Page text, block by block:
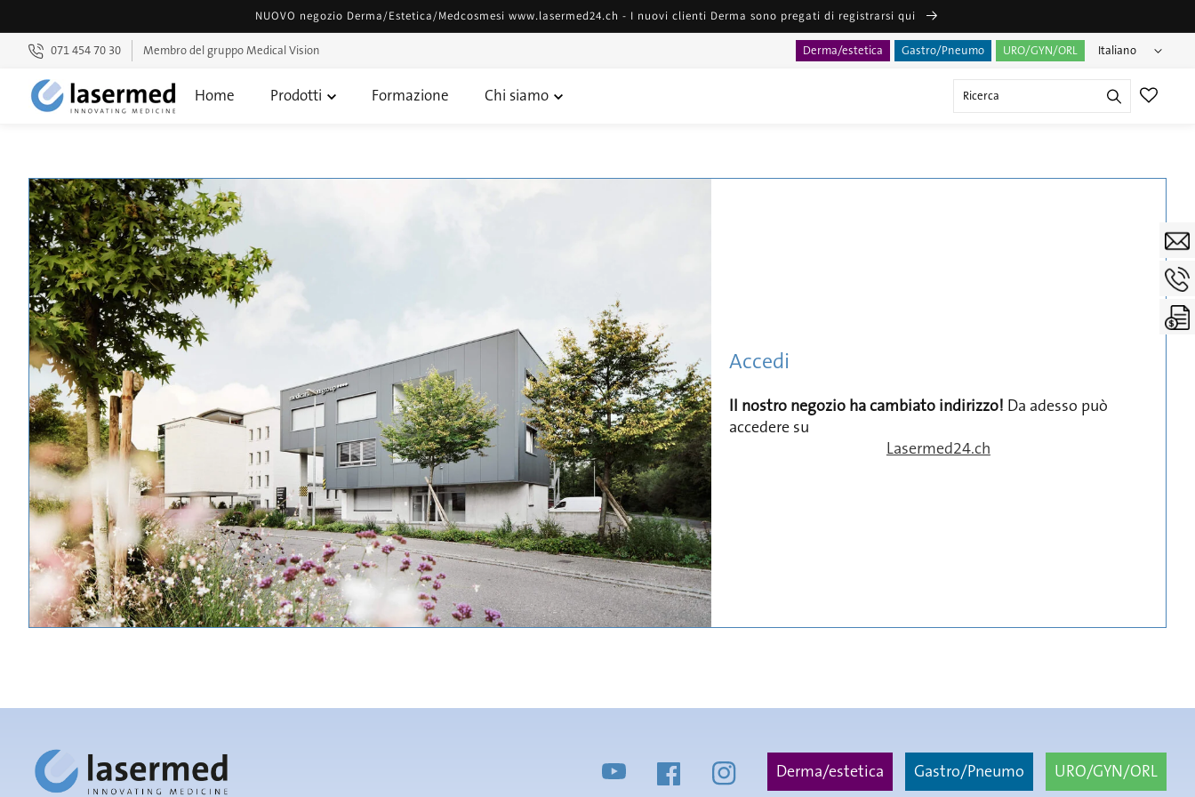
ai contenuti
NUOVO negozio Derma/Estetica/Medcosmesi www.lasermed24.ch - I nuovi clienti Derma sono pregati di registrarsi qui
071 454 70 30 Membro del gruppo Medical Vision Derma/estetica Gastro/Pneumo URO/GYN/ORL Lingua
Italiano
Home Prodotti Formazione Chi siamo
Accedi
Il nostro negozio ha cambiato indirizzo! Da adesso può
accedere su
Lasermed24.ch
YouTube FacebookInstagramDerma/estetica Gastro/Pneumo URO/GYN/ORL